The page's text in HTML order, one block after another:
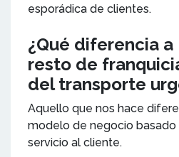
esporádica de clientes.
¿Qué diferencia a
resto de
del transporte
Aquello que nos hace
modelo de negocio
servicio al cliente.